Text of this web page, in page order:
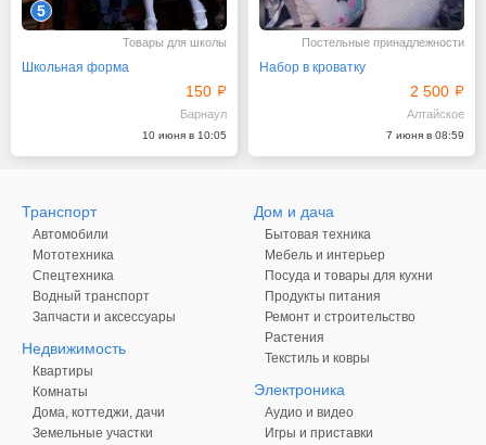
5
Товары для школы
Школьная форма
150
Барнаул
10 июня в 10:05
Постельные принадлежности
Набор в кроватку
2 500
Алтайское
7 июня в 08:59
Транспорт
Автомобили
Мототехника
Спецтехника
Водный транспорт
Запчасти и аксессуары
Недвижимость
Квартиры
Комнаты
Дома, коттеджи, дачи
Земельные участки
Дом и дача
Бытовая техника
Мебель и интерьер
Посуда и товары для кухни
Продукты питания
Ремонт и строительство
Растения
Текстиль и ковры
Электроника
Аудио и видео
Игры и приставки